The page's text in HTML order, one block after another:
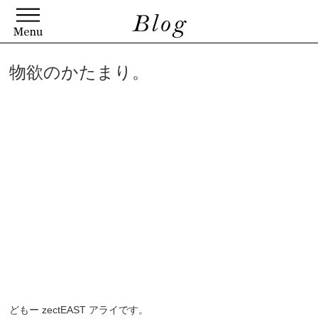
物欲のかたまり。
どもー zectEAST アライです。